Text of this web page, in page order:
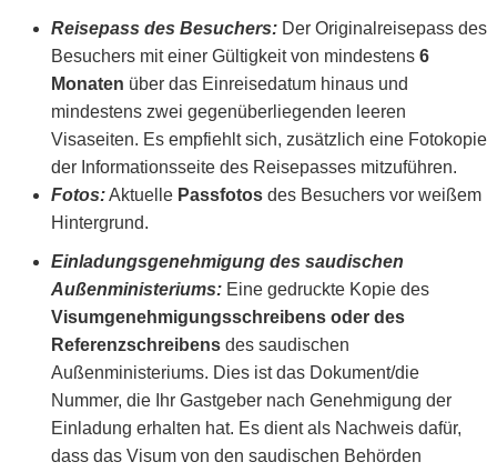
Reisepass des Besuchers: Der Originalreisepass des
Besuchers mit einer Gültigkeit von mindestens 6
Monaten über das Einreisedatum hinaus und
mindestens zwei gegenüberliegenden leeren
Visaseiten. Es empfiehlt sich, zusätzlich eine Fotokopie
der Informationsseite des Reisepasses mitzuführen.
Fotos:Aktuelle Passfotos des Besuchers vor weißem
Hintergrund.
Einladungsgenehmigung des saudischen
Außenministeriums: Eine gedruckte Kopie des
Visumgenehmigungsschreibens oder des
Referenzschreibens des saudischen
Außenministeriums. Dies ist das Dokument/die
Nummer, die Ihr Gastgeber nach Genehmigung der
Einladung erhalten hat. Es dient als Nachweis dafür,
dass das Visum von den saudischen Behörden